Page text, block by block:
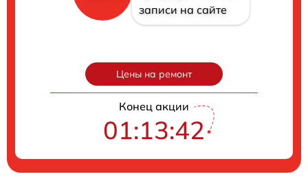
записи на сайте
Цены на ремонт
Конец акции
01:13:41